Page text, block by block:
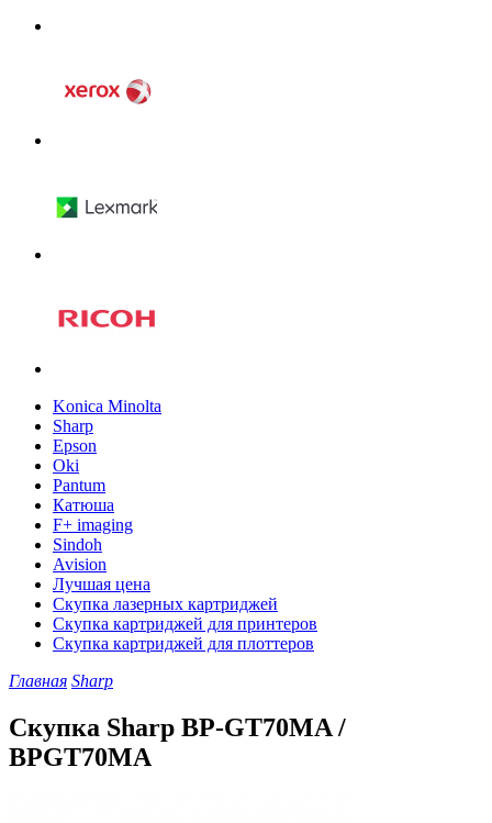
Konica Minolta
Sharp
Epson
Oki
Pantum
Катюша
F+ imaging
Sindoh
Avision
Лучшая цена
Скупка лазерных картриджей
Скупка картриджей для принтеров
Скупка картриджей для плоттеров
Главная Sharp
Скупка Sharp BP-GT70MA /
BPGT70MA